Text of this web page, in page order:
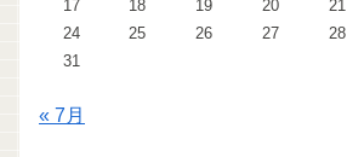
17
18 19 20 21
24
25 26 27 28
31
« 7月